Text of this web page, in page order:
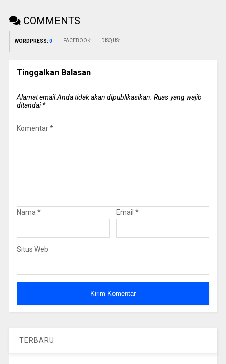
COMMENTS
WORDPRESS: 0 FACEBOOK: DISQUS:
Tinggalkan Balasan
Alamat email Anda tidak akan dipublikasikan. Ruas yang wajib
ditandai*
Komentar*
Nama * Email *
Situs Web
TERBARU